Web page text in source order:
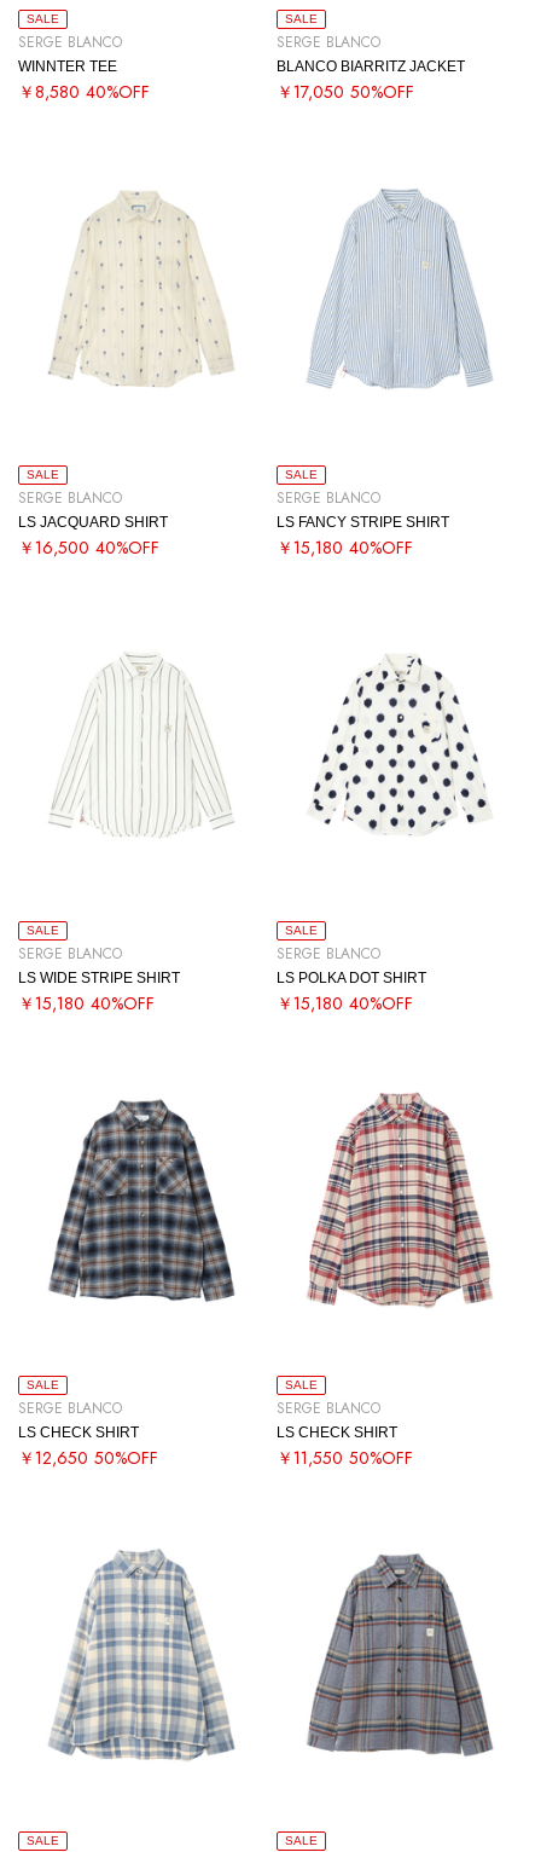
SALE
SERGE BLANCO
WINNTER TEE
￥8,580 40%OFF
SALE
SERGE BLANCO
BLANCO BIARRITZ JACKET
￥17,050 50%OFF
SALE
SERGE BLANCO
LS JACQUARD SHIRT
￥16,500 40%OFF
SALE
SERGE BLANCO
LS FANCY STRIPE SHIRT
￥15,180 40%OFF
SALE
SERGE BLANCO
LS WIDE STRIPE SHIRT
￥15,180 40%OFF
SALE
SERGE BLANCO
LS POLKA DOT SHIRT
￥15,180 40%OFF
SALE
SERGE BLANCO
LS CHECK SHIRT
￥12,650 50%OFF
SALE
SERGE BLANCO
LS CHECK SHIRT
￥11,550 50%OFF
SALE SALE